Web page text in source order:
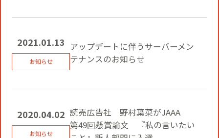
2021.01.13 アップデートに伴うサーバーメン
テナンスのお知らせ
2020.04.02 読売広告社 野村葉菜がJAAA
第49回懸賞論文 『私の言いたい